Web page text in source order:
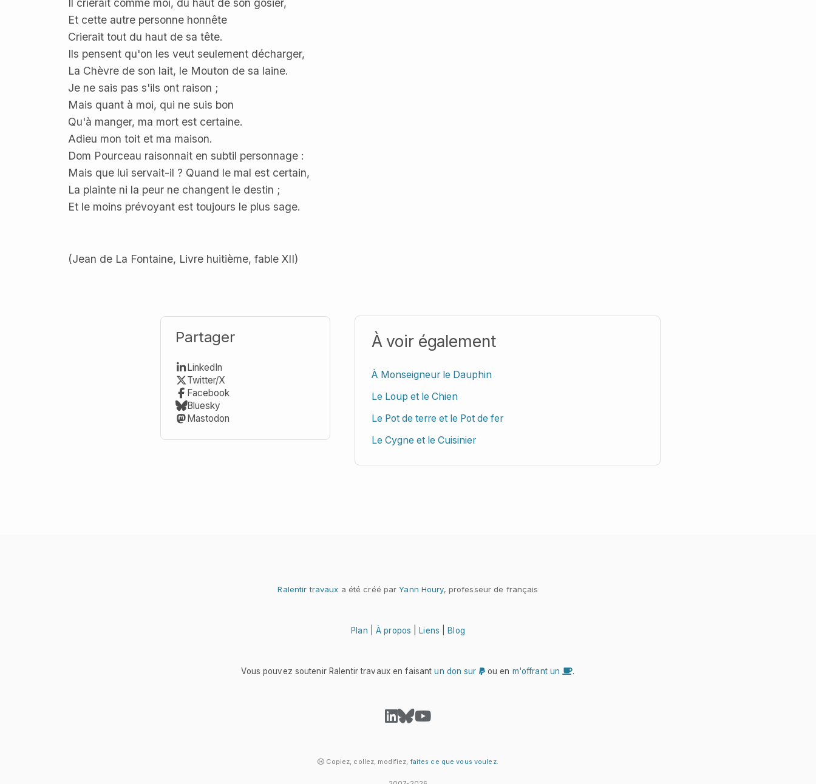
Et cette autre personne honnête
Crierait tout du haut de sa tête.
Ils pensent qu'on les veut seulement décharger,
La Chèvre de son lait, le Mouton de sa laine.
Je ne sais pas s'ils ont raison ;
Mais quant à moi, qui ne suis bon
Qu'à manger, ma mort est certaine.
Adieu mon toit et ma maison.
Dom Pourceau raisonnait en subtil personnage :
Mais que lui servait-il ? Quand le mal est certain,
La plainte ni la peur ne changent le destin ;
Et le moins prévoyant est toujours le plus sage.
(Jean de La Fontaine, Livre huitième, fable XII)
Partager
LinkedIn
Twitter/X
Facebook
Bluesky
Mastodon
À voir également
À Monseigneur le Dauphin
Le Loup et le Chien
Le Pot de terre et le Pot de fer
Le Cygne et le Cuisinier
Ralentir travaux a été créé parYann Houry, professeur de français
Plan |À propos Liens Blog
Vous pouvez soutenir Ralentir travaux en faisantun don sur ou en m'offrant un .
Copiez, collez, modifiez,faites ce que vous voulez.